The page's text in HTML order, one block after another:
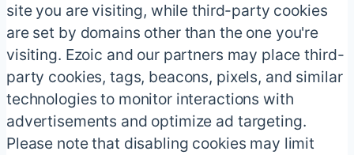
site you are visiting, while third-party cookies
are set by domains other than the one you're
visiting. Ezoic and our partners may place third-
party cookies, tags, beacons, pixels, and similar
technologies to monitor interactions with
advertisements and optimize ad targeting.
Please note that disabling cookies may limit